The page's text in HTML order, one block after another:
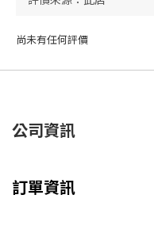
尚未有任何評價
公司資訊
訂單資訊